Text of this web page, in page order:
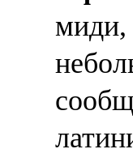
миди,